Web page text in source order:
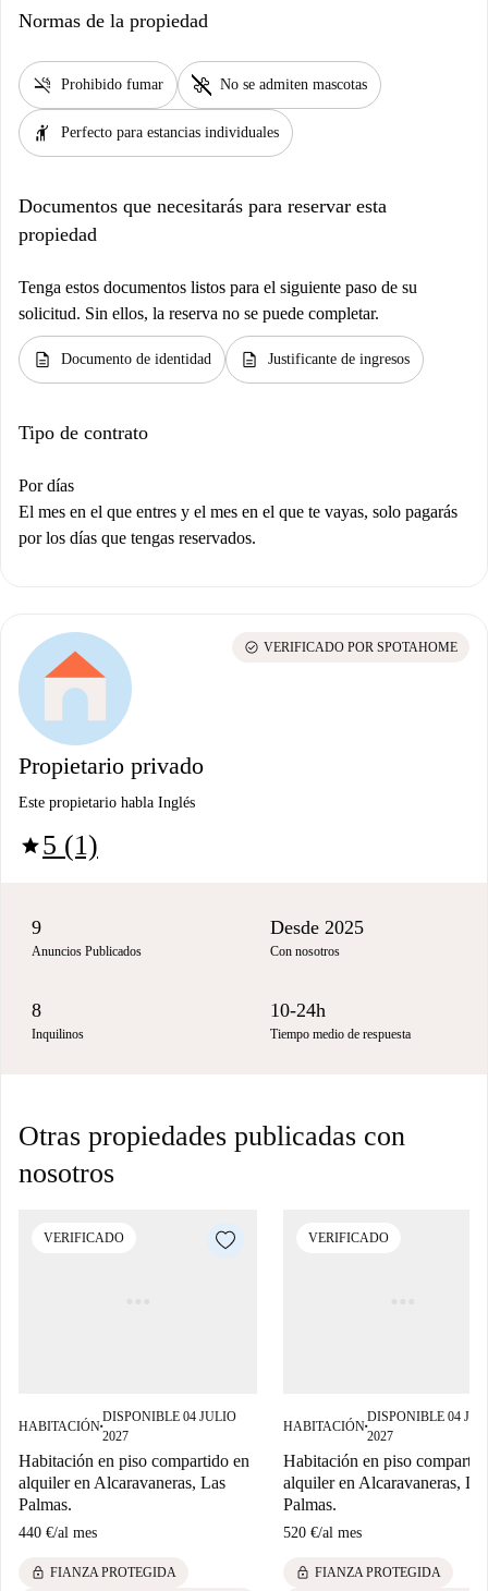
Normas de la propiedad
smoke_free Prohibido fumar pet_supplies No se admiten mascotas
hail Perfecto para estancias individuales
Documentos que necesitarás para reservar esta
propiedad
Tenga estos documentos listos para el siguiente paso de su
solicitud. Sin ellos, la reserva no se puede completar.
description Documento de identidad description Justificante de ingresos
Tipo de contrato
Por días
El mes en el que entres y el mes en el que te vayas, solo pagarás
por los días que tengas reservados.
Propietario privado
Este propietario habla Inglés
star5 (1)
check_circle VERIFICADO POR SPOTAHOME
9
Anuncios Publicados
Desde 2025
Con nosotros
8
Inquilinos
10-24h
Tiempo medio de respuesta
Otras propiedades publicadas con
nosotros
VERIFICADO
HABITACIÓN■
DISPONIBLE 04 JULIO
2027
Habitación en piso compartido en
alquiler en Alcaravaneras, Las
Palmas.
440 €/al mes
lock FIANZA PROTEGIDA
VERIFICADO
HABITACIÓN■
DISPONIBLE 04
2027
Habitación en piso
alquiler en Alcaravaneras,
Palmas.
520 €/al mes
lock FIANZA PROTEGIDA